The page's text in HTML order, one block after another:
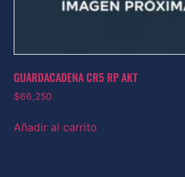
GUARDACADENA CR5 RP AKT
$66,250
Añadir al carrito